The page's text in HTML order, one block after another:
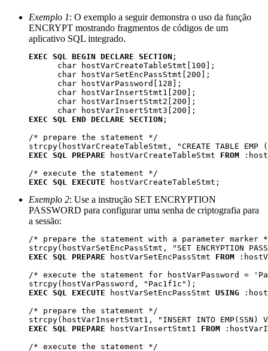
Exemplo 1: O exemplo a seguir demonstra o uso da função
ENCRYPT mostrando fragmentos de códigos de um
aplicativo SQL integrado.
EXEC SQL BEGIN DECLARE SECTION ;
      char hostVarCreateTableStmt[100];
      char hostVarSetEncPassStmt[200];
      char hostVarPassword[128];
      char hostVarInsertStmt1[200];
      char hostVarInsertStmt2[200];
EXEC SQL END DECLARE SECTION ;
/* prepare the statement */
EXEC SQL PREPARE hostVarCreateTableStmt FROM
EXEC SQL EXECUTE hostVarCreateTableStmt;
Exemplo 2: Use a instrução SET ENCRYPTION
PASSWORD para configurar uma senha de criptografia para
a sessão:
/* prepare the statement with a parameter
EXEC SQL PREPARE hostVarSetEncPassStmt FROM
/* execute the statement for hostVarPassword =
EXEC SQL EXECUTE hostVarSetEncPassStmt USING
/* prepare the statement */
EXEC SQL PREPARE hostVarInsertStmt1 FROM